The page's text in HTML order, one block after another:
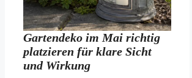
Gartendeko im Mai richtig
platzieren für klare Sicht
und Wirkung